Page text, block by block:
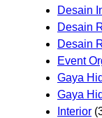
Desain
Desain
Desain
Event
Gaya
Gaya
Interior